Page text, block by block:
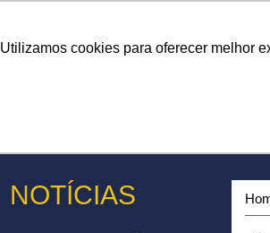
Utilizamos cookies para oferecer melhor
NOTÍCIAS